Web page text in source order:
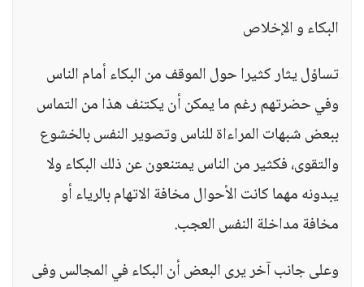
البكاء و الإخلاص
تساؤل يثار كثيرا حول الموقف من البكاء أمام الناس
وفي حضرتهم رغم ما يمكن أن يكتنف هذا من التماس
ببعض شبهات المراءاة للناس وتصوير النفس بالخشوع
والتقوى، فكثير من الناس يمتنعون عن ذلك البكاء ولا
يبدونه مهما كانت الأحوال مخافة الاتهام بالرياء أو
مخافة مداخلة النفس العجب.
وعلى جانب آخر يرى البعض أن البكاء في المجالس وفى